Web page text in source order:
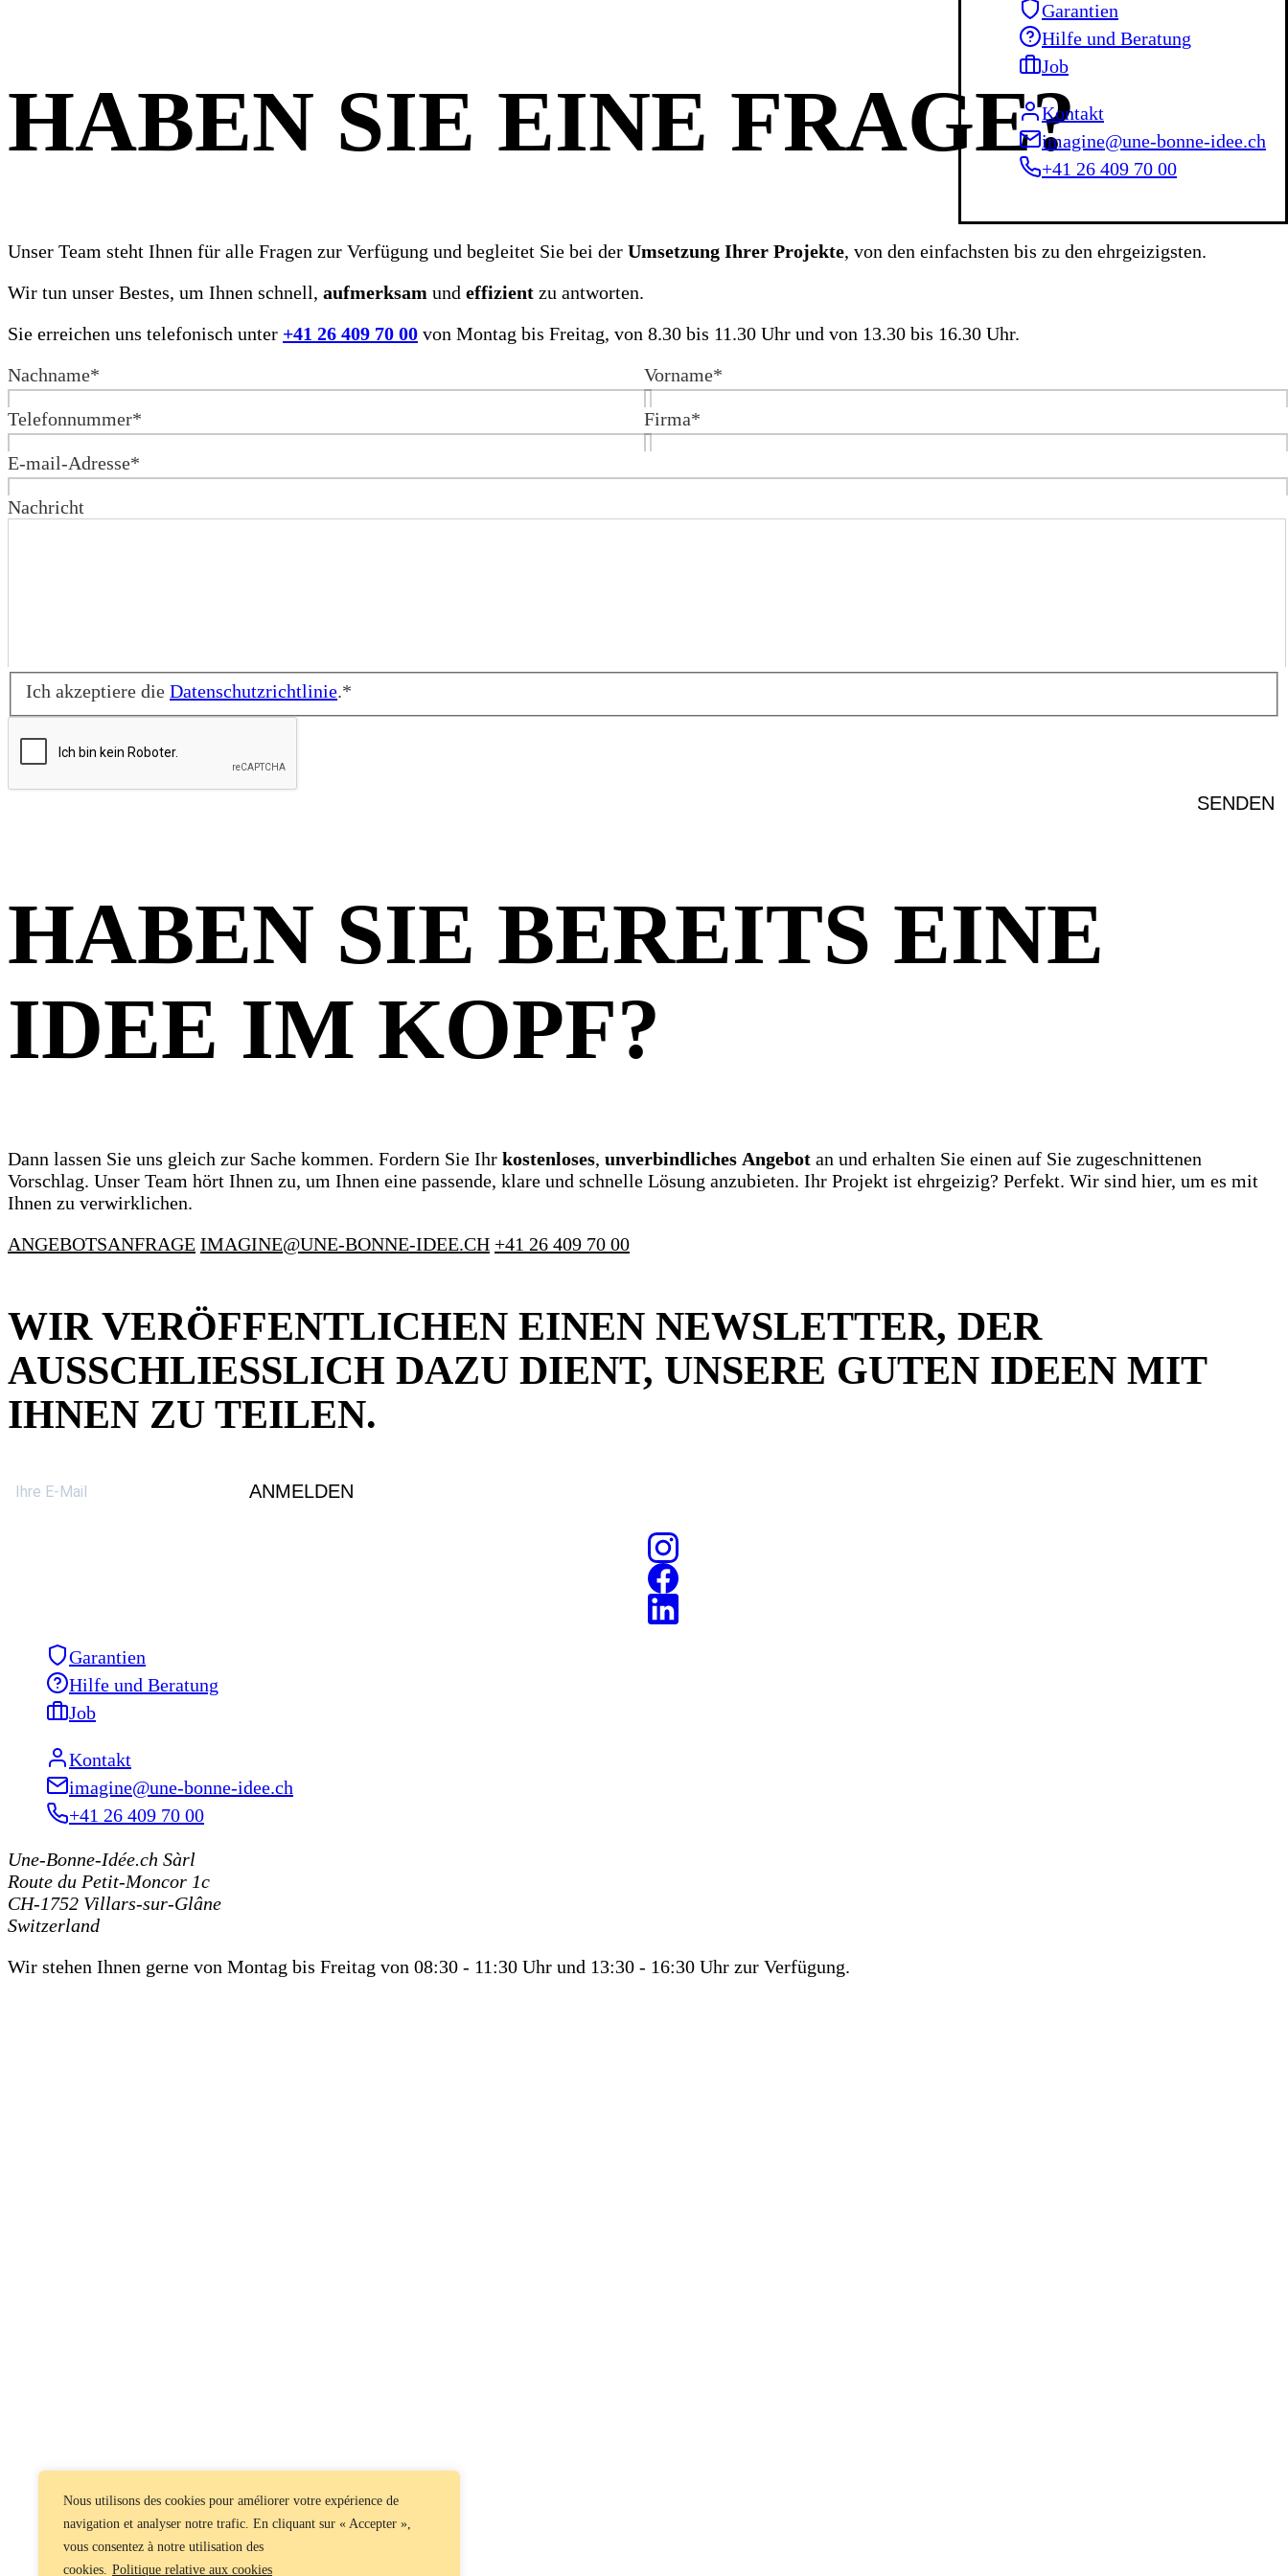
Nous utilisons des cookies pour améliorer votre expérience de
navigation et analyser notre trafic. En cliquant sur « Accepter »,
vous consentez à notre utilisation des
cookies. Politique relative aux cookies
HABEN SIE EINE FRAGE?
Unser Team steht Ihnen für alle Fragen zur Verfügung und begleitet Sie bei der Umsetzung Ihrer Projekte, von den einfachsten bis zu den ehrgeizigsten.
Wir tun unser Bestes, um Ihnen schnell, aufmerksam und effizient zu antworten.
Sie erreichen uns telefonisch unter +41 26 409 70 00 von Montag bis Freitag, von 8.30 bis 11.30 Uhr und von 13.30 bis 16.30 Uhr.
Nachname* Vorname*
Telefonnummer* Firma*
E-mail-Adresse*
Nachricht
Ich akzeptiere die Datenschutzrichtlinie.*
HABEN SIE BEREITS EINE
IDEE IM KOPF?
Dann lassen Sie uns gleich zur Sache kommen. Fordern Sie Ihr kostenloses, unverbindliches Angebot an und erhalten Sie einen auf Sie zugeschnittenen
Vorschlag. Unser Team hört Ihnen zu, um Ihnen eine passende, klare und schnelle Lösung anzubieten. Ihr Projekt ist ehrgeizig? Perfekt. Wir sind hier, um es mit
Ihnen zu verwirklichen.
ANGEBOTSANFRAGE IMAGINE@UNE-BONNE-IDEE.CH +41 26 409 70 00
WIR VERÖFFENTLICHEN EINEN NEWSLETTER, DER
AUSSCHLIESSLICH DAZU DIENT, UNSERE GUTEN IDEEN MIT I
HNEN ZU TEILEN.
ANMELDEN
Garantien
Hilfe und Beratung
Job
Kontakt
imagine@une-bonne-idee.ch
+41 26 409 70 00
Une-Bonne-Idée.ch Sàrl
Route du Petit-Moncor 1c
CH-1752 Villars-sur-Glâne
Switzerland
Wir stehen Ihnen gerne von Montag bis Freitag von 08:30 - 11:30 Uhr und 13:30 - 16:30 Uhr zur Verfügung.
Garantien
Hilfe und Beratung
Job
Kontakt
imagine@une-bonne-idee.ch
+41 26 409 70 00